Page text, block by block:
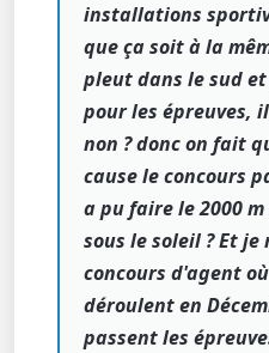
installations
que ça soit à la
pleut dans le sud
pour les épreuves,
non ? donc on fait
cause le concours
a pu faire le 2000
sous le soleil ? Et
concours d'agent
déroulent en
passent les